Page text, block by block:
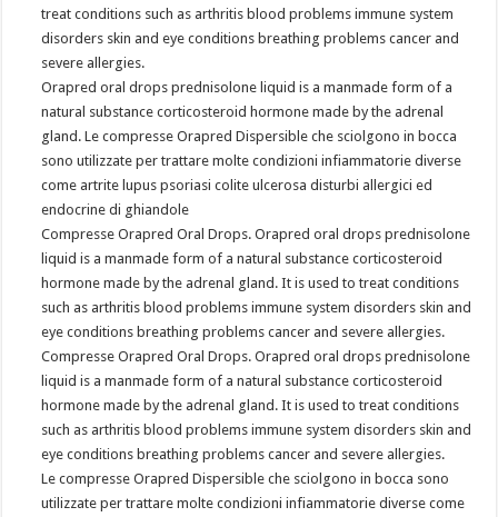
treat conditions such as arthritis blood problems immune system
disorders skin and eye conditions breathing problems cancer and
severe allergies.
Orapred oral drops prednisolone liquid is a manmade form of a
natural substance corticosteroid hormone made by the adrenal
gland. Le compresse Orapred Dispersible che sciolgono in bocca
sono utilizzate per trattare molte condizioni infiammatorie diverse
come artrite lupus psoriasi colite ulcerosa disturbi allergici ed
endocrine di ghiandole
Compresse Orapred Oral Drops. Orapred oral drops prednisolone
liquid is a manmade form of a natural substance corticosteroid
hormone made by the adrenal gland. It is used to treat conditions
such as arthritis blood problems immune system disorders skin and
eye conditions breathing problems cancer and severe allergies.
Compresse Orapred Oral Drops. Orapred oral drops prednisolone
liquid is a manmade form of a natural substance corticosteroid
hormone made by the adrenal gland. It is used to treat conditions
such as arthritis blood problems immune system disorders skin and
eye conditions breathing problems cancer and severe allergies.
Le compresse Orapred Dispersible che sciolgono in bocca sono
utilizzate per trattare molte condizioni infiammatorie diverse come